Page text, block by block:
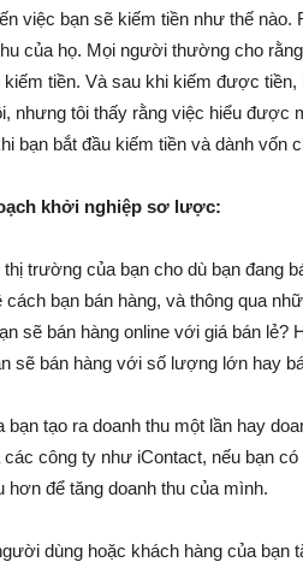
việc bạn sẽ kiếm tiền như thế nào.
của họ. Mọi người thường cho
tiền. Và sau khi kiếm được
nhưng tôi thấy rằng việc hiểu được
bạn bắt đầu kiếm tiền và dành vốn
khởi nghiệp sơ lược:
trường của bạn cho dù bạn đang
bạn bán hàng, và thông qua
sẽ bán hàng online với giá bán lẻ?
sẽ bán hàng với số lượng lớn hay
tạo ra doanh thu một lần hay
công ty như iContact, nếu bạn
hơn để tăng doanh thu của mình.
dùng hoặc khách hàng của bạn